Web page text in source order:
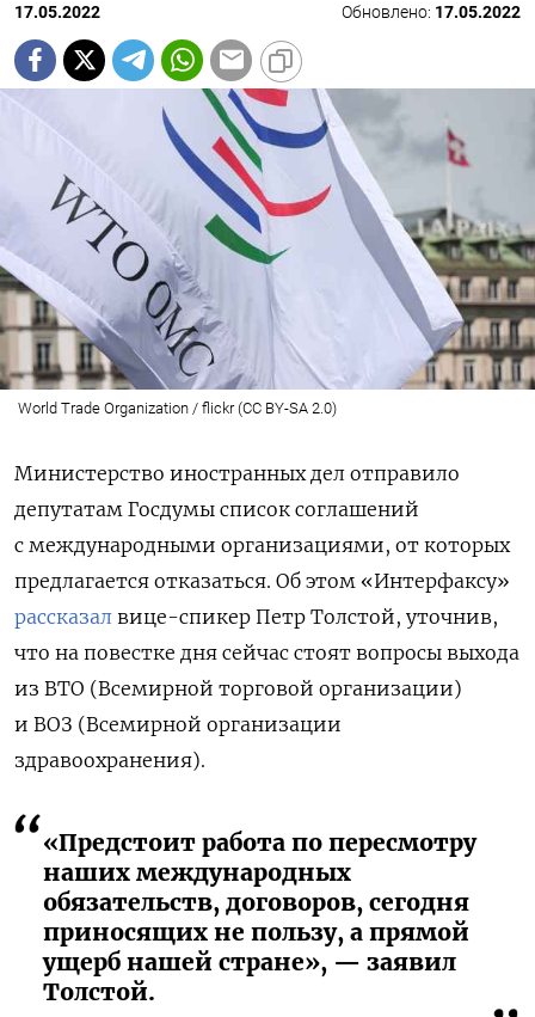
17.05.2022 Обновлено: 17.05.2022
World Trade Organization / flickr (CC BY-SA 2.0)
Министерство иностранных дел отправило
депутатам Госдумы список соглашений
с международными организациями, от которых
предлагается отказаться. Об этом «Интерфаксу»
рассказал вице-спикер Петр Толстой, уточнив,
что на повестке дня сейчас стоят вопросы выхода
из ВТО (Всемирной торговой организации)
и ВОЗ (Всемирной организации
здравоохранения).
«Предстоит работа по пересмотру
наших международных
обязательств, договоров, сегодня
приносящих не пользу, а прямой
ущерб нашей стране», — заявил
Толстой.